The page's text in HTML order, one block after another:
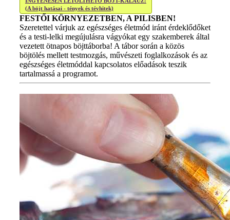
(A böjt hatásai - tények és tévhitek)
FESTŐI KÖRNYEZETBEN, A PILISBEN!
Szeretettel várjuk az egészséges életmód iránt érdeklődőket
és a testi-lelki megújulásra vágyókat egy szakemberek által
vezetett ötnapos böjttáborba! A tábor során a közös
böjtölés mellett testmozgás, művészeti foglalkozások és az
egészséges életmóddal kapcsolatos előadások teszik
tartalmassá a programot.